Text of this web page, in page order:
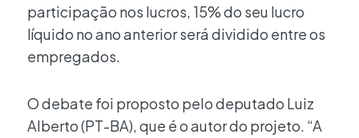
participação nos lucros, 15% do seu lucro
líquido no ano anterior será dividido entre os
empregados.
O debate foi proposto pelo deputado Luiz
Alberto (PT-BA), que é o autor do projeto. “A